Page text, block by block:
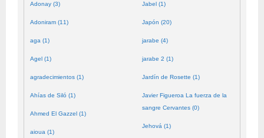
Adonay (3)
Adoniram (11)
aga (1)
Agel (1)
agradecimientos (1)
Ahías de Siló (1)
Ahmed El Gazzel (1)
aioua (1)
Jabel (1)
Japón (20)
jarabe (4)
jarabe 2 (1)
Jardín de Rosette (1)
Javier Figueroa La fuerza de la
sangre Cervantes (0)
Jehová (1)